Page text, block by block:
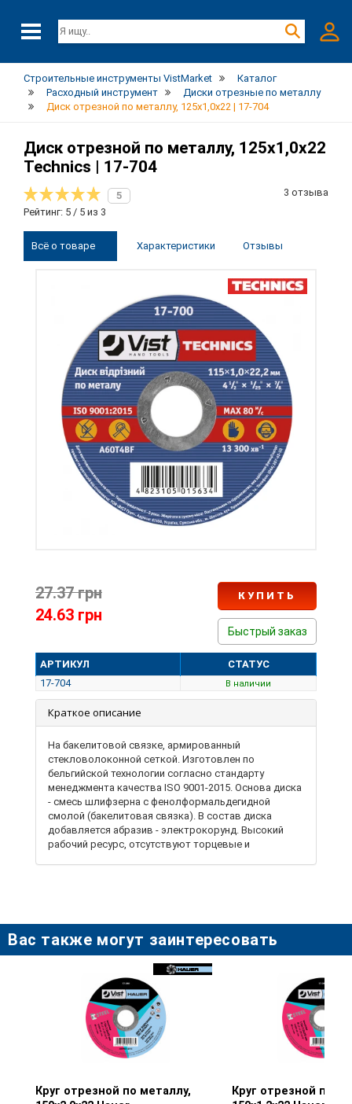
Строительные инструменты VistMarket
Каталог
Расходный инструмент
Диски отрезные по металлу
Диск отрезной по металлу, 125х1,0х22 | 17-704
Диск отрезной по металлу, 125х1,0х22
Technics | 17-704
5
Рейтинг: 5 / 5 из 3
3 отзыва
Всё о товаре Характеристики Отзывы
27.37 грн
24.63 грн
Быстрый заказ
КУПИТЬ
АРТИКУЛ
СТАТУС
17-704
В наличии
Краткое описание
На бакелитовой связке, армированный
стекловолоконной сеткой. Изготовлен по
бельгийской технологии согласно стандарту
менеджмента качества ISO 9001-2015. Основа диска
- смесь шлифзерна с фенолформальдегидной
смолой (бакелитовая связка). В состав диска
добавляется абразив - электрокорунд. Высокий
рабочий ресурс, отсутствуют торцевые и
ручной угловой шлифмашиной. Посадочный
диаметр 22,2 мм.
Вас также могут заинтересовать
Просмотр товара
Круг отрезной по металлу,
Просмотр
Круг отрезной по